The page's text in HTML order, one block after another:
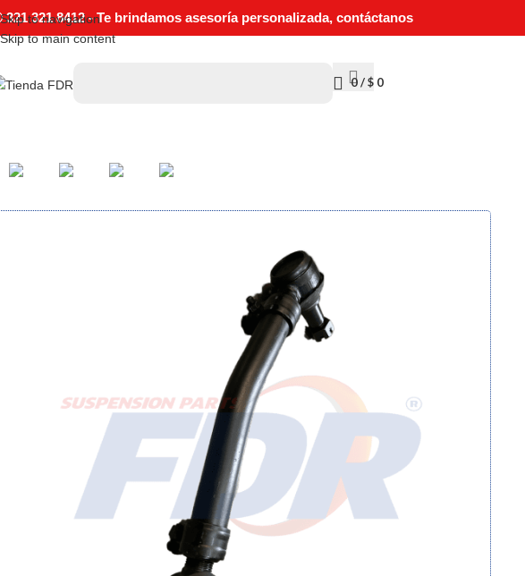
Skip to navigation
Skip to main content
321 321 8412 - Te brindamos asesoría personalizada, contáctanos
0/$ 0